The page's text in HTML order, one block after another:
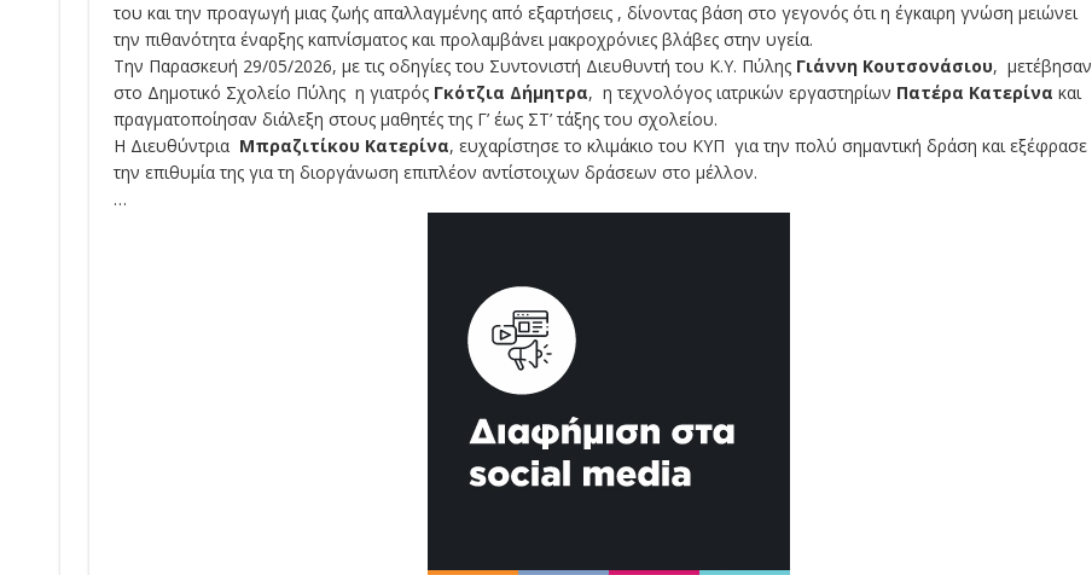
του και την προαγωγή μιας ζωής απαλλαγμένης από εξαρτήσεις , δίνοντας βάση στο γεγονός ότι η έγκαιρη γνώση μειώνει
την πιθανότητα έναρξης καπνίσματος και προλαμβάνει μακροχρόνιες βλάβες στην υγεία.
Την Παρασκευή 29/05/2026, με τις οδηγίες του Συντονιστή Διευθυντή του Κ.Υ. Πύλης Γιάννη Κουτσονάσιου, μετέβησαν
στο Δημοτικό Σχολείο Πύλης η γιατρός Γκότζια Δήμητρα, η τεχνολόγος ιατρικών εργαστηρίων Πατέρα Κατερίνα και
πραγματοποίησαν διάλεξη στους μαθητές της Γ’ έως ΣΤ’ τάξης του σχολείου.
Η Διευθύντρια Μπραζιτίκου Κατερίνα, ευχαρίστησε το κλιμάκιο του ΚΥΠ για την πολύ σημαντική δράση και εξέφρασε
την επιθυμία της για τη διοργάνωση επιπλέον αντίστοιχων δράσεων στο μέλλον.
…